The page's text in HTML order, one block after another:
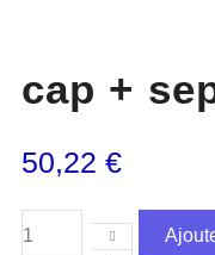
cap +
50,22 €